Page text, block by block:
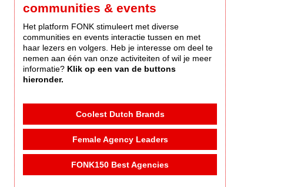
communities & events
Het platform FONK stimuleert met diverse
communities en events interactie tussen en met
haar lezers en volgers. Heb je interesse om deel te
nemen aan één van onze activiteiten of wil je meer
informatie? Klik op een van de buttons
hieronder.
Coolest Dutch Brands
Female Agency Leaders
FONK150 Best Agencies